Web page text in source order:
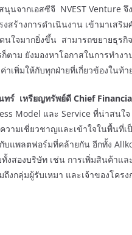
นจากเอสซีจี NVEST Venture
งสร้างการดำเนินงาน เข้ามาเส
นใจมากยิ่งขึ้น สามารถขยายธุร
ก็ตาม ยังมองหาโอกาสในการทำ
าเพิ่มให้กับทุกฝ่ายที่เกี่ยวข้องในท้า
ทร์ เหรียญทรัพย์ดี Chief
Model และ Service ที่น่าสน
ามเชี่ยวชาญและเข้าใจในพื้นที่เ
บแพลตฟอร์มที่คล้ายกัน อีกทั้ง
ทั้งสองบริษัท เช่น การเพิ่มสินค้าแ
ถึงกลุ่มผู้รับเหมา และเจ้าของโครง